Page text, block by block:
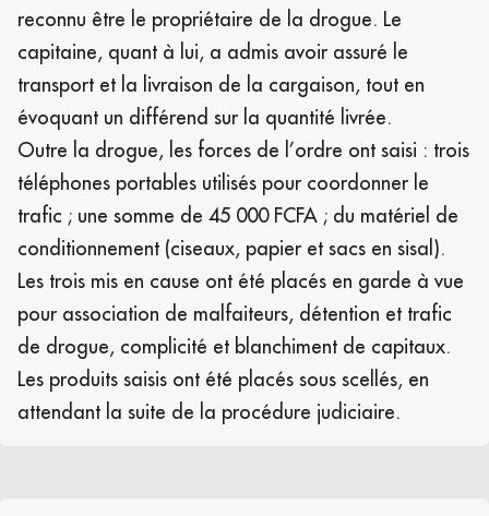
reconnu être le propriétaire de la drogue. Le
capitaine, quant à lui, a admis avoir assuré le
transport et la livraison de la cargaison, tout en
évoquant un différend sur la quantité livrée.
Outre la drogue, les forces de l’ordre ont saisi : trois
téléphones portables utilisés pour coordonner le
trafic ; une somme de 45 000 FCFA ; du matériel de
conditionnement (ciseaux, papier et sacs en sisal).
Les trois mis en cause ont été placés en garde à vue
pour association de malfaiteurs, détention et trafic
de drogue, complicité et blanchiment de capitaux.
Les produits saisis ont été placés sous scellés, en
attendant la suite de la procédure judiciaire.